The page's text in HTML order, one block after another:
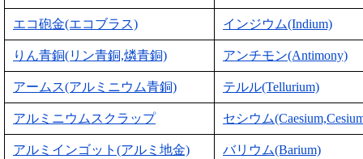
エコ砲金(エコブラス) インジウム(Indium)
りん青銅(リン青銅,燐青銅) アンチモン(Antimony)
アームス(アルミニウム青銅) テルル(Tellurium)
アルミニウムスクラップ セシウム
アルミインゴット(アルミ地金) バリウム(Barium)